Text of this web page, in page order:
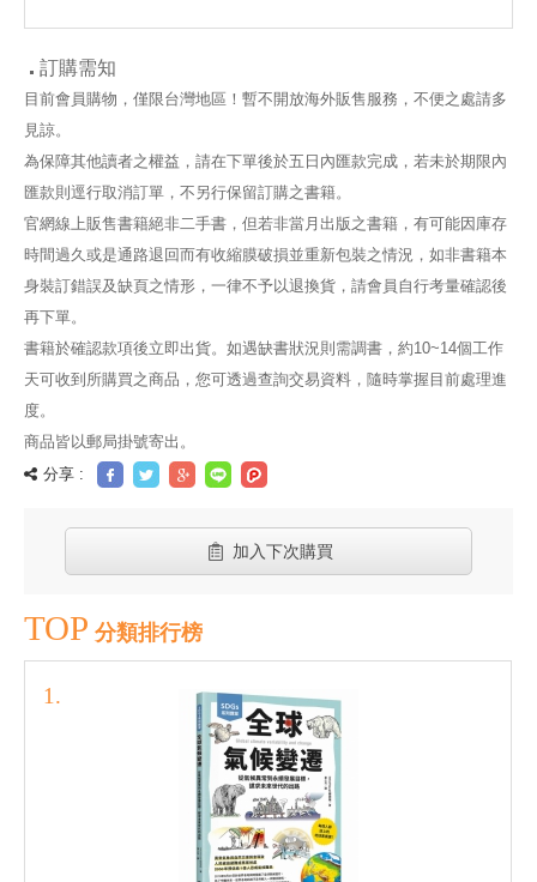
共生努力
求未來世代的出
危
訂購需知
目前會員購物，僅限台灣地區！暫不開放海外販售服務，不便之處請多
見諒。
為保障其他讀者之權益，請在下單後於五日內匯款完成，若未於期限內
匯款則逕行取消訂單，不另行保留訂購之書籍。
官網線上販售書籍絕非二手書，但若非當月出版之書籍，有可能因庫存
時間過久或是通路退回而有收縮膜破損並重新包裝之情況，如非書籍本
身裝訂錯誤及缺頁之情形，一律不予以退換貨，請會員自行考量確認後
再下單。
書籍於確認款項後立即出貨。如遇缺書狀況則需調書，約10~14個工作
天可收到所購買之商品，您可透過查詢交易資料，隨時掌握目前處理進
度。
商品皆以郵局掛號寄出。
分享 :
加入下次購買
TOP 分類排行榜